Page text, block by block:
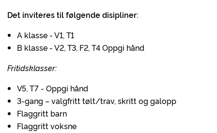
Det inviteres til følgende disipliner:
A klasse - V1, T1
B klasse - V2, T3, F2, T4 Oppgi hånd
Fritidsklasser:
V5, T7 - Oppgi hånd
3-gang – valgfritt tølt/trav, skritt og galopp
Flaggritt barn
Flaggritt voksne